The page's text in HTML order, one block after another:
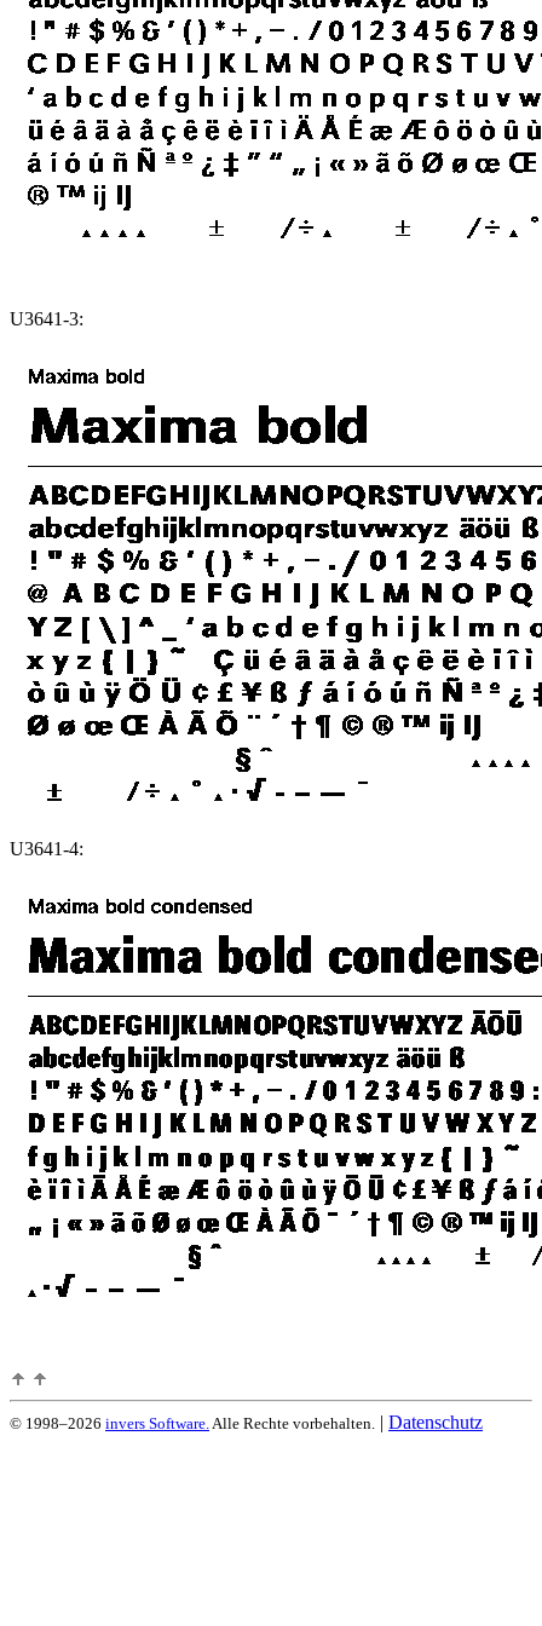
U3641-3:
U3641-4:
© 1998–2026 invers Software. Alle Rechte vorbehalten. | Datenschutz